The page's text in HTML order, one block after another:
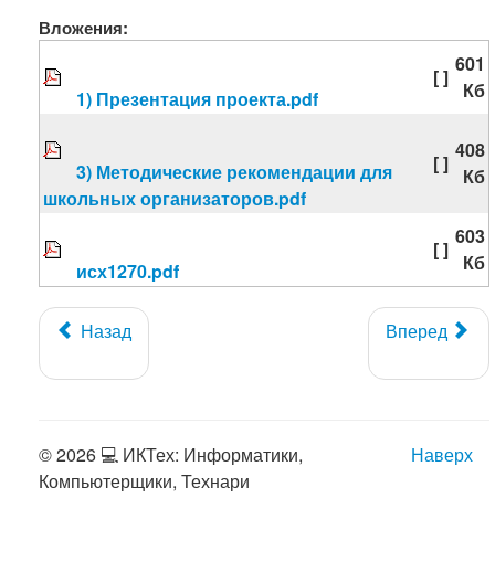
Вложения:
1) Презентация проекта.pdf
[ ]
601
Кб
3) Методические рекомендации для
школьных организаторов.pdf
[ ]
408
Кб
исх1270.pdf
[ ]
603
Кб
Назад Вперед
Наверх
© 2026 💻 ИКТех: Информатики,
Компьютерщики, Технари